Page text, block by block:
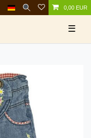
0,00 EUR
☰